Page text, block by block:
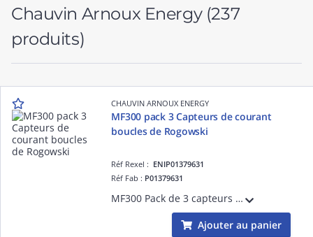
Chauvin Arnoux Energy (237
produits)
CHAUVIN ARNOUX ENERGY
MF300 pack 3 Capteurs de courant
boucles de Rogowski
Réf Rexel : ENIP01379631
Réf Fab : P01379631
MF300 Pack de 3 capteurs de courant types boucles de Rogowski diamètres 70mm compatibles avec l'Ulys MCM
Ajouter au panier